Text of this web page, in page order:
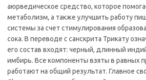
аюрведическое средство, которое
метаболизм, а также улучшить работу
системы за счет стимулирования
сока. В переводе с санскрита Трикату
его состав входят: черный, длинный
имбирь. Все компоненты взяты в равных
работают на общий результат. Главное